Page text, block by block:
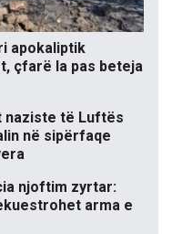
apokaliptik
çfarë la pas beteja
naziste të Luftës
në sipërfaqe
njoftim zyrtar:
arma e